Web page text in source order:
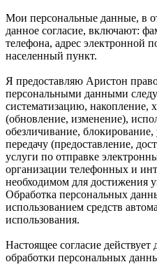
Мои персональные данные, в
данное согласие, включают:
телефона, адрес электронной
населенный пункт.
Я предоставляю Аристон
персональными данными
систематизацию, накопление,
(обновление, изменение),
обезличивание,
передачу (предоставление,
услуги по отправке
организации телефонных и
необходимом для достижения
Обработка персональных
использованием средств
использования.
Настоящее согласие
обработки персональных